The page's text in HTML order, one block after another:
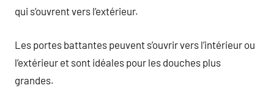
qui s’ouvrent vers l’extérieur.
Les portes battantes peuvent s’ouvrir vers l’intérieur ou
l’extérieur et sont idéales pour les douches plus
grandes.